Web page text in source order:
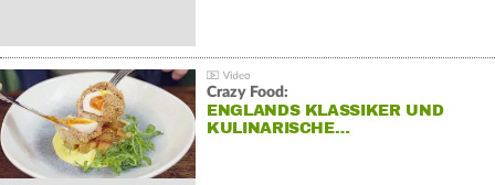
Crazy Food:
ENGLANDS KLASSIKER UND
KULINARISCHE…